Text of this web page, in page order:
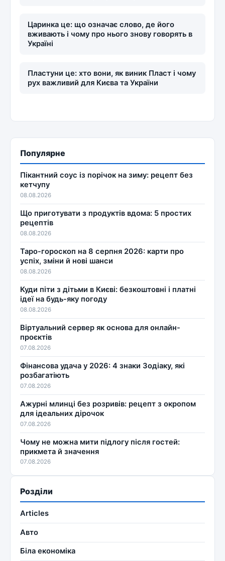
Царинка це: що означає слово, де його
вживають і чому про нього знову говорять в
Україні
Пластуни це: хто вони, як виник Пласт і чому
рух важливий для Києва та України
Популярне
Пікантний соус із порічок на зиму: рецепт без
кетчупу
08.08.2026
Що приготувати з продуктів вдома: 5 простих
рецептів
08.08.2026
Таро-гороскоп на 8 серпня 2026: карти про
успіх, зміни й нові шанси
08.08.2026
Куди піти з дітьми в Києві: безкоштовні і платні
ідеї на будь-яку погоду
08.08.2026
Віртуальний сервер як основа для онлайн-
проєктів
07.08.2026
Фінансова удача у 2026: 4 знаки Зодіаку, які
розбагатіють
07.08.2026
Ажурні млинці без розривів: рецепт з окропом
для ідеальних дірочок
07.08.2026
Чому не можна мити підлогу після гостей:
прикмета й значення
07.08.2026
Розділи
Articles
Авто
Біла економіка